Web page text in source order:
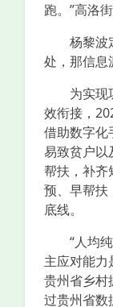
跑。”高洛
杨黎波定
处，那信息
为实现巩
效衔接，
借助数字化
易致贫户以
帮扶，补齐
预、早帮扶
底线。
“人均纯
主应对能力
贵州省乡村
过贵州省数